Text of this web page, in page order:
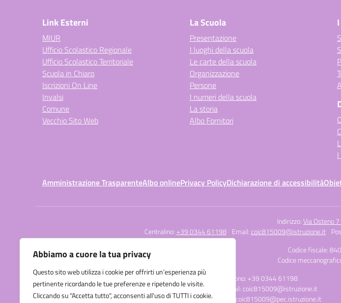
Abbiamo a cuore la tua privacy
Questo sito web utilizza i cookie per offrirti un’esperienza più
pertinente ricordando le tue preferenze e ripetendo le visite.
Cliccando su "Accetta tutto", acconsenti all'uso di TUTTI i cookie.
Link Esterni
MIUR
Ufficio Scolastico Regionale
Ufficio Scolastico Territoriale
Scuola in Chiaro
Iscrizioni On Line
Invalsi
Comune
Vecchio Sito Web
La Scuola
Presentazione
I luoghi della scuola
Le carte della scuola
Organizzazione
Persone
I numeri della scuola
La storia
Albo Fornitori
Amministrazione TrasparenteAlbo onlinePrivacy PolicyDichiarazione di accessibilità
Indirizzo:Via Osteno
Centralino: +39 0344 61198 Email:coic815009@istruzione.it
Codice fiscale:
Codice
Istituto Comprensivo
di Porlezza
Via Osteno 7 - Porlezza (CO)
Telefono: +39 0344 61198
E-mail: coic815009@istruzione.it
PEC: coic815009@pec.istruzione.it